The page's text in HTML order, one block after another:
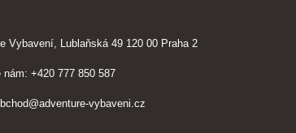
Vybavení, Lublaňská 49 120 00 Praha 2
nám: +420 777 850 587
vybaveni.cz